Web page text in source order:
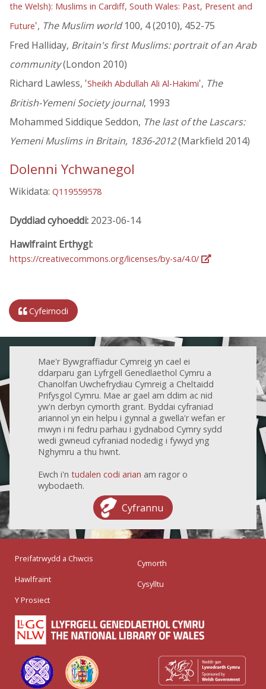
the Welsh): Muslims in Cardiff, South Wales: Past, Present and
Future', The Muslim world100, 4 (2010), 452-75
Fred Halliday, Britain's first Muslims: portrait of an Arab
community(London 2010)
Richard Lawless, 'Sheikh Abdullah Ali Al-Hakimi', The
British-Yemeni Society journal, 1993
Mohammed Siddique Seddon, The last of the Lascars:
Yemeni Muslims in Britain, 1836-2012(Markfield 2014)
Dolenni Ychwanegol
Wikidata: Q119559578
Dyddiad cyhoeddi: 2023-06-14
Hawlfraint Erthygl:
https://creativecommons.org/licenses/by-sa/4.0/
Cyfeirnodi
Mae'r Bywgraffiadur Cymreig yn cael ei
ddarparu gan Lyfrgell Genedlaethol Cymru a
Chanolfan Uwchefrydiau Cymreig a Cheltaidd
Prifysgol Cymru. Mae ar gael am ddim ac nid
yw'n derbyn cymorth grant. Byddai cyfraniad
ariannol yn ein helpu i gynnal a gwella'r wefan er
mwyn i ni fedru parhau i gydnabod Cymry sydd
wedi gwneud cyfraniad nodedig i fywyd yng
Nghymru a thu hwnt.
Ewch i'n tudalen codi arian am ragor o
wybodaeth.
Cyfrannu
Preifatrwydd a Chwcis
Hawlfraint
Y Prosiect
Cymorth
Cysylltu